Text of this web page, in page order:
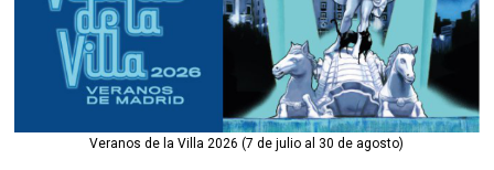
Veranos de la Villa 2026 (7 de julio al 30 de agosto)